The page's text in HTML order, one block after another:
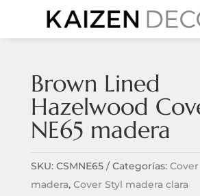
Brown Lined
Hazelwood
NE65 madera
SKU: CSMNE65 Categorías:
madera, Cover Styl madera clara